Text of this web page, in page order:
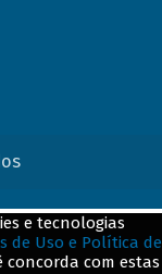
e tecnologias
de Uso e Política de
concorda com estas